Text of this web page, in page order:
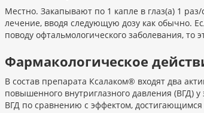
Местно. Закапывают по 1 капле в глаз(а) 1
лечение, вводя следующую дозу как обычно.
поводу офтальмологического заболевания,
Фармакологическое
В состав препарата Ксалаком® входят два
повышенного внутриглазного давления (ВГД)
ВГД по сравнению с эффектом,